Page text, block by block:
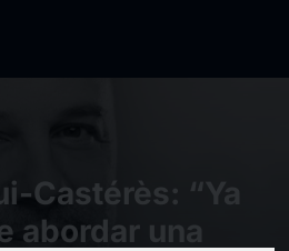
Castérès: “Ya
abordar una